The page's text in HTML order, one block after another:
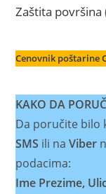
Zaštita površina
Cenovnik poštarine
KAKO DA
Da poručite bilo
SMS ili naViber
podacima:
Ime Prezime,